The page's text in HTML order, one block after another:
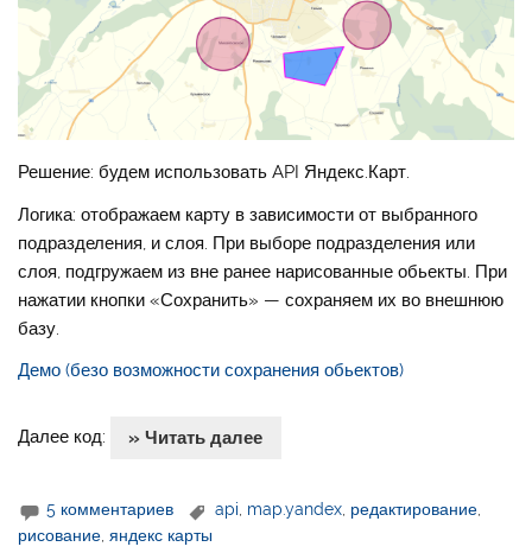
Решение: будем использовать API Яндекс.Карт.
Логика: отображаем карту в зависимости от выбранного
подразделения, и слоя. При выборе подразделения или
слоя, подгружаем из вне ранее нарисованные обьекты. При
нажатии кнопки «Сохранить» — сохраняем их во внешнюю
базу.
Демо (безо возможности сохранения обьектов)
Далее код: » Читать далее
5 комментариев api, map.yandex, редактирование,
рисование ,яндекс карты